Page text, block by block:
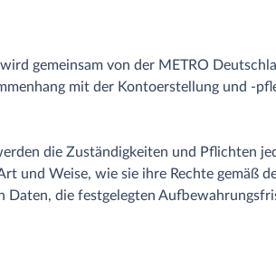
gemeinsam von der METRO
mit der Kontoerstellung und -
die Zuständigkeiten und Pflichten
und Weise, wie sie ihre Rechte gemäß
Daten, die festgelegten